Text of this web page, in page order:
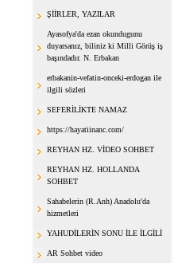
ŞİİRLER, YAZILAR
Ayasofya'da ezan okundugunu
duyarsanız, biliniz ki Milli Görüş iş
başındadır. N. Erbakan
erbakanin-vefatin-onceki-erdogan ile
ilgili sözleri
SEFERİLİKTE NAMAZ
https://hayatiinanc.com/
REYHAN HZ. VİDEO SOHBET
REYHAN HZ. HOLLANDA
SOHBET
Sahabelerin (R.Anh) Anadolu'da
hizmetleri
YAHUDİLERİN SONU İLE İLGİLİ
AR Sohbet video